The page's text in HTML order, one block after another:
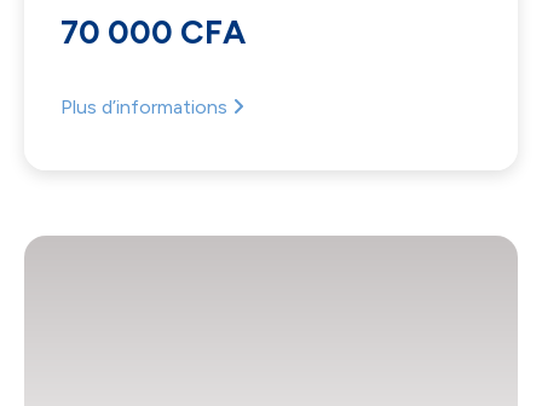
70 000 CFA
Plus d’informations